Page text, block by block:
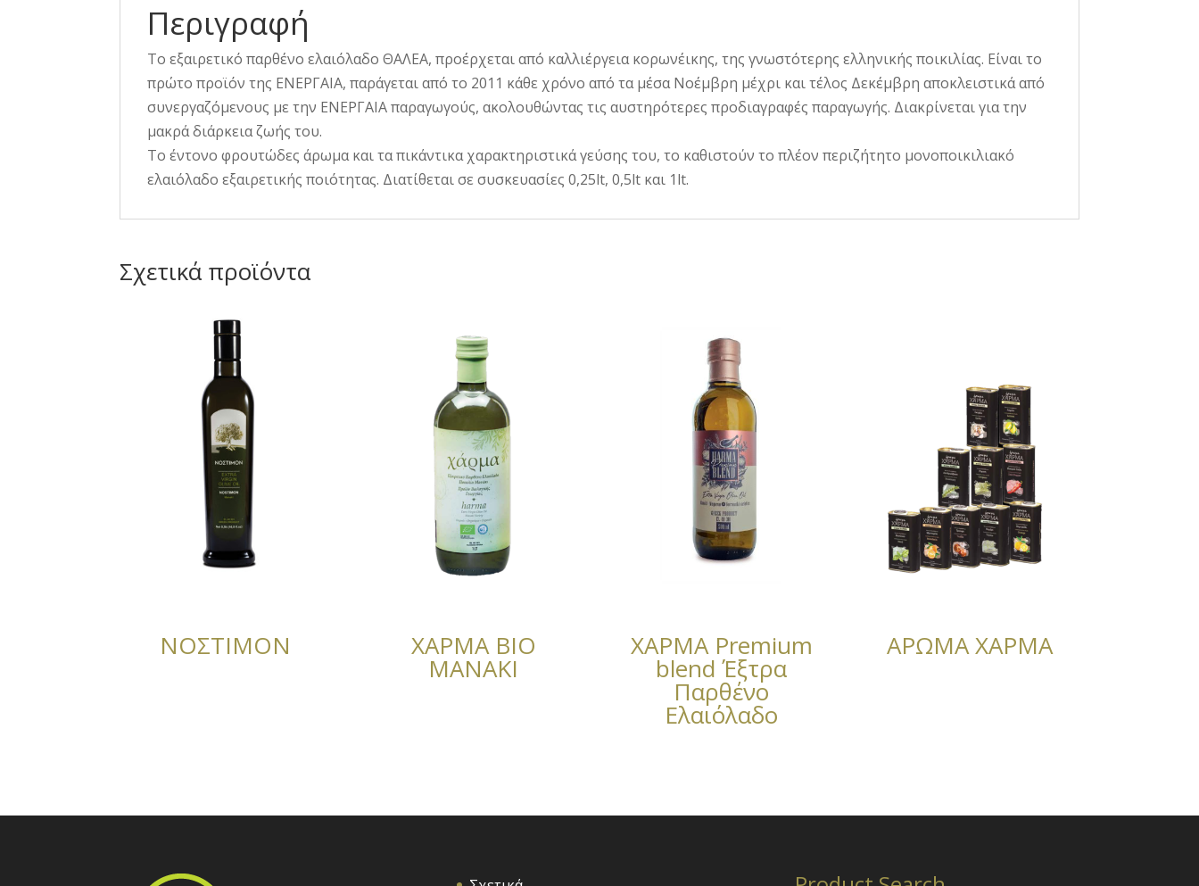
Περιγραφή
Το εξαιρετικό παρθένο ελαιόλαδο ΘΑΛΕΑ, προέρχεται από καλλιέργεια κορωνέικης, της γνωστότερης ελληνικής ποικιλίας. Είναι το
πρώτο προϊόν της ΕΝΕΡΓΑΙΑ, παράγεται από το 2011 κάθε χρόνο από τα μέσα Νοέμβρη μέχρι και τέλος Δεκέμβρη αποκλειστικά από
συνεργαζόμενους με την ΕΝΕΡΓΑΙΑ παραγωγούς, ακολουθώντας τις αυστηρότερες προδιαγραφές παραγωγής. Διακρίνεται για την
μακρά διάρκεια ζωής του.
Το έντονο φρουτώδες άρωμα και τα πικάντικα χαρακτηριστικά γεύσης του, το καθιστούν το πλέον περιζήτητο μονοποικιλιακό
ελαιόλαδο εξαιρετικής ποιότητας. Διατίθεται σε συσκευασίες 0,25lt, 0,5lt και 1lt.
Σχετικά προϊόντα
ΝΟΣΤΙΜΟΝ ΧΑΡΜΑ BIO
ΜΑΝΑΚΙ
ΧΑΡΜΑ Premium
blend Έξτρα
Παρθένο
Ελαιόλαδο
ΑΡΩΜΑ ΧΑΡΜΑ